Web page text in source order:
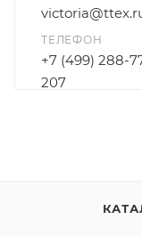
ТЕЛЕФОН
+7 (499) 288-
207